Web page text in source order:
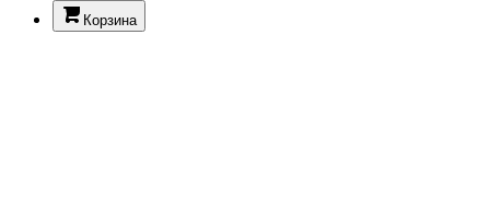
Корзина